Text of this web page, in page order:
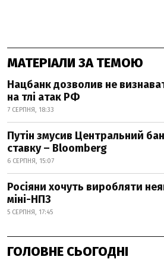
МАТЕРІАЛИ ЗА ТЕМОЮ
Нацбанк дозволив не
на тлі атак РФ
7 СЕРПНЯ, 18:33
Путін змусив Центральний
ставку – Bloomberg
6 СЕРПНЯ, 15:07
Росіяни хочуть виробляти
міні-НПЗ
5 СЕРПНЯ, 17:45
ГОЛОВНЕ СЬОГОДНІ